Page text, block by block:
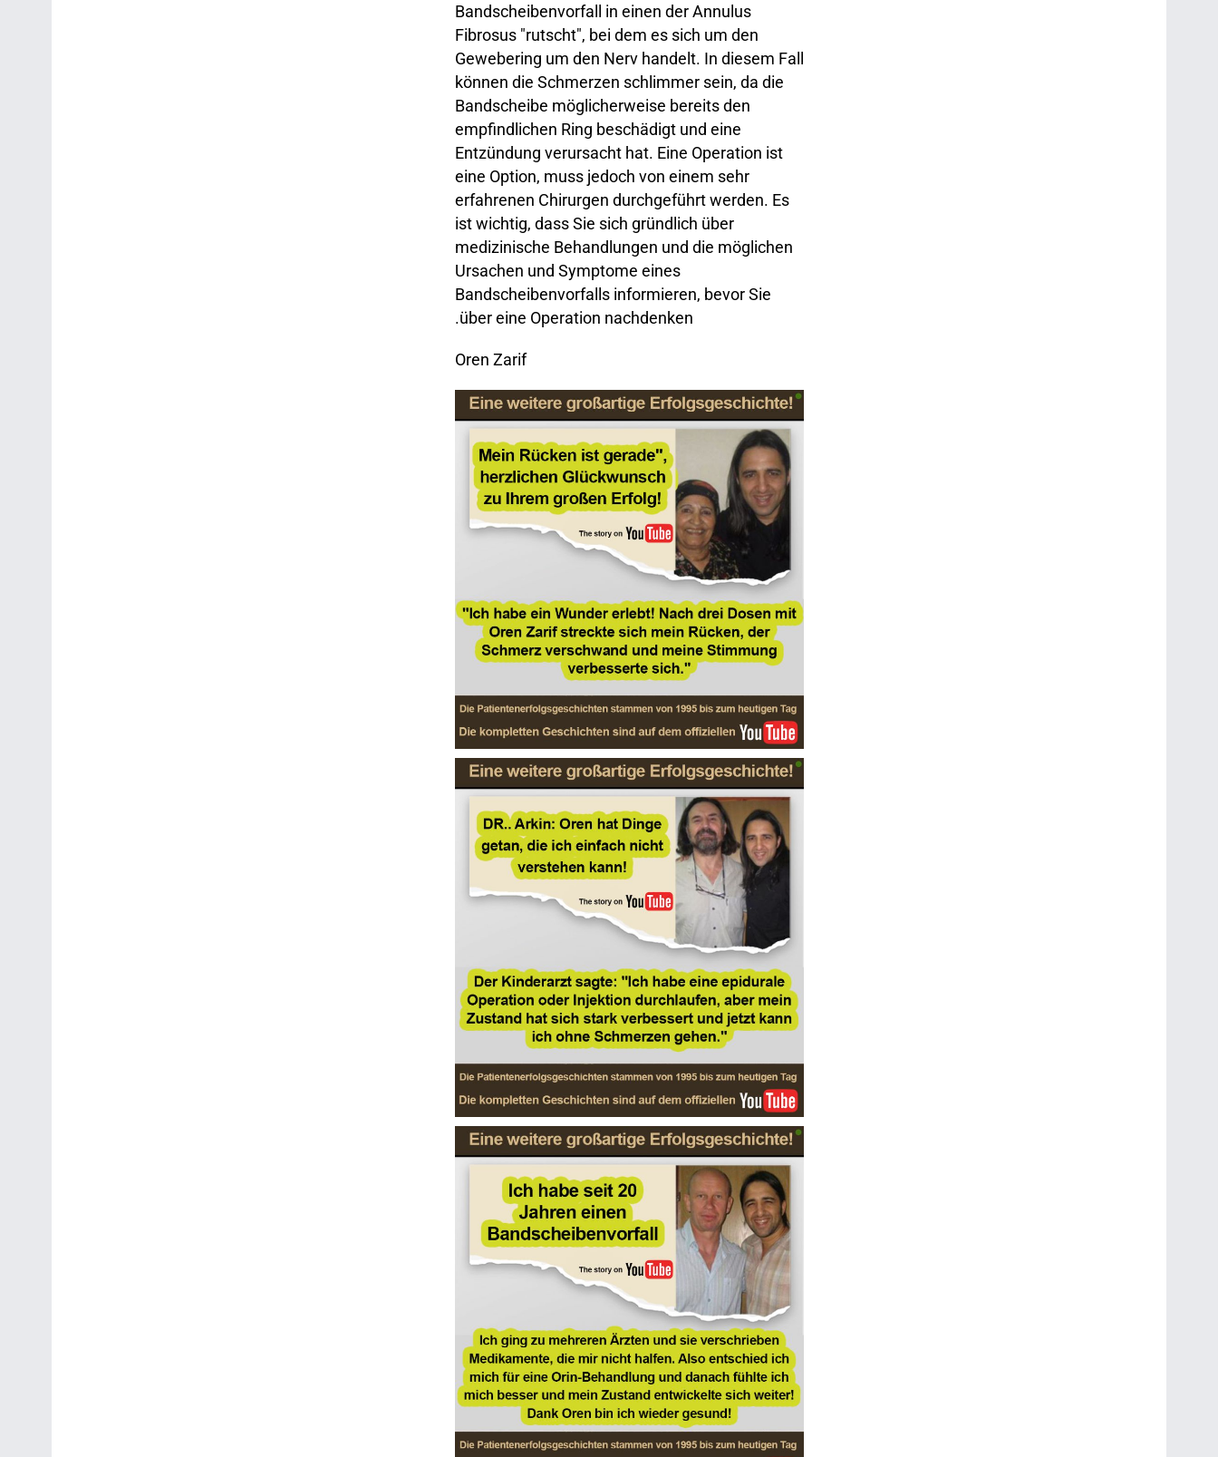
Bandscheibenvorfall in einen der Annulus
Fibrosus "rutscht", bei dem es sich um den
Gewebering um den Nerv handelt. In diesem Fall
können die Schmerzen schlimmer sein, da die
Bandscheibe möglicherweise bereits den
empfindlichen Ring beschädigt und eine
Entzündung verursacht hat. Eine Operation ist
eine Option, muss jedoch von einem sehr
erfahrenen Chirurgen durchgeführt werden. Es
ist wichtig, dass Sie sich gründlich über
medizinische Behandlungen und die möglichen
Ursachen und Symptome eines
Bandscheibenvorfalls informieren, bevor Sie
über eine Operation nachdenken.
Oren Zarif